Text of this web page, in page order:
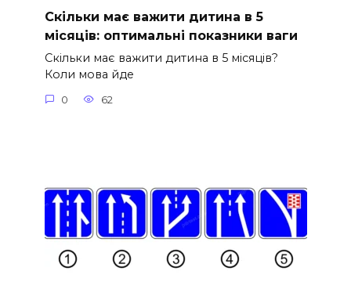
Скільки має важити дитина в 5
місяців: оптимальні показники ваги
Скільки має важити дитина в 5 місяців?
Коли мова йде
0 62